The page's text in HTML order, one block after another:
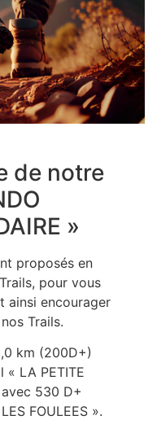
de notre
»
proposés en
pour vous
ainsi encourager
Trails.
km (200D+)
« LA PETITE
530 D+
FOULEES ».